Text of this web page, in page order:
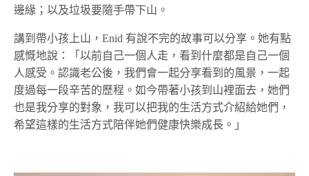
邊緣；以及垃圾要隨手帶下山。
講到帶小孩上山，Enid 有說不完的故事可以分享。她有點
感慨地說：「以前自己一個人走，看到什麼都是自己一個
人感受。認識老公後，我們會一起分享看到的風景，一起
度過每一段辛苦的歷程。如今帶著小孩到山裡面去，她們
也是我分享的對象，我可以把我的生活方式介紹給她們，
希望這樣的生活方式陪伴她們健康快樂成長。」